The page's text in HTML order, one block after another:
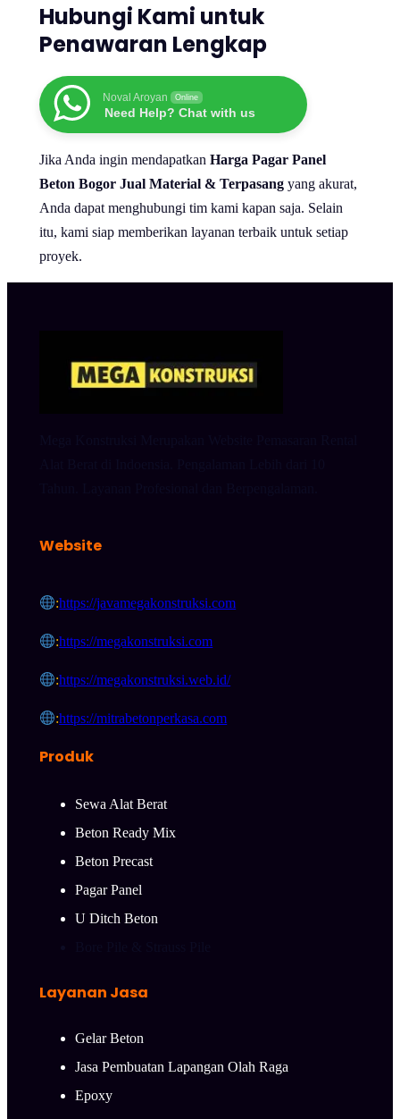
Hubungi Kami untuk
Penawaran Lengkap
Noval Aroyan Online
Need Help? Chat with us
Jika Anda ingin mendapatkan Harga Pagar Panel
Beton Bogor Jual Material & Terpasang yang akurat,
Anda dapat menghubungi tim kami kapan saja. Selain
itu, kami siap memberikan layanan terbaik untuk setiap
proyek.
Website
:https://javamegakonstruksi.com
:https://megakonstruksi.com
:https://megakonstruksi.web.id/
:https://mitrabetonperkasa.com
Produk
Sewa Alat Berat
Beton Ready Mix
Beton Precast
Pagar Panel
U Ditch Beton
Layanan Jasa
Gelar Beton
Jasa Pembuatan Lapangan Olah Raga
Epoxy